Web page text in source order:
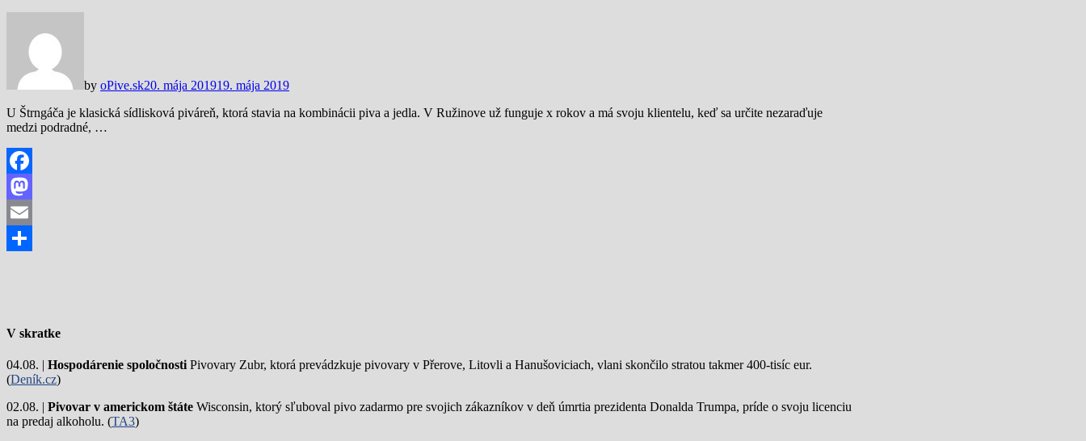
by oPive.sk20. mája 201919. mája 2019
U Štrngáča je klasická sídlisková piváreň, ktorá stavia na kombinácii piva a jedla. V Ružinove už funguje x rokov a má svoju klientelu, keď sa určite nezaraďuje
medzi podradné, …
Facebook
Mastodon
Email
V skratke
04.08. | Hospodárenie spoločnosti Pivovary Zubr, ktorá prevádzkuje pivovary v Přerove, Litovli a Hanušoviciach, vlani skončilo stratou takmer 400-tisíc eur.
(Deník.cz)
02.08. | Pivovar v americkom štáte Wisconsin, ktorý sľuboval pivo zadarmo pre svojich zákazníkov v deň úmrtia prezidenta Donalda Trumpa, príde o svoju licenciu
na predaj alkoholu. (TA3)